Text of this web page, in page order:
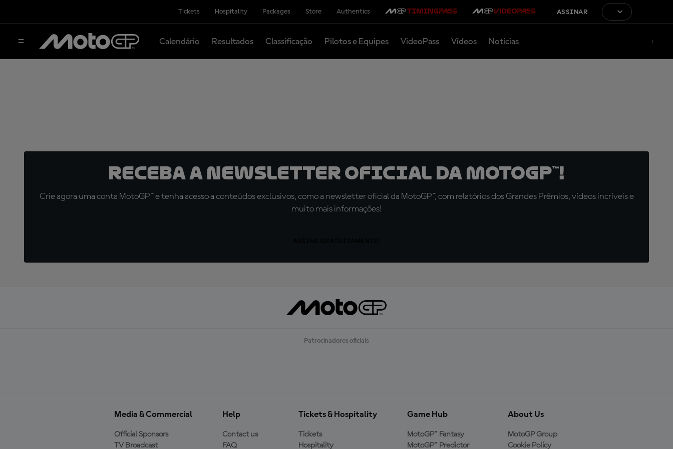
Tickets Hospitality Packages Store Authentics ASSINAR
Calendário Resultados Classificação Pilotos e Equipes VideoPass Vídeos Notícias
Receba a newsletter oficial da MotoGP™!
Crie agora uma conta MotoGP™ e tenha acesso a conteúdos exclusivos, como a newsletter oficial da MotoGP™, com relatórios dos Grandes Prêmios, vídeos incríveis e
muito mais informações!
Patrocinadores oficiais
Media & Commercial
Official Sponsors
TV Broadcast
Help
Contact us
FAQ
Tickets & Hospitality
Tickets
Hospitality
Game Hub
MotoGP™ Fantasy
MotoGP™ Predictor
About Us
MotoGP Group
Cookie Policy